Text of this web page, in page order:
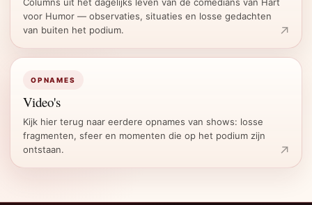
Columns uit het dagelijks leven van de comedians van Hart
voor Humor — observaties, situaties en losse gedachten
van buiten het podium.
OPNAMES
Video's
Kijk hier terug naar eerdere opnames van shows: losse
fragmenten, sfeer en momenten die op het podium zijn
ontstaan.